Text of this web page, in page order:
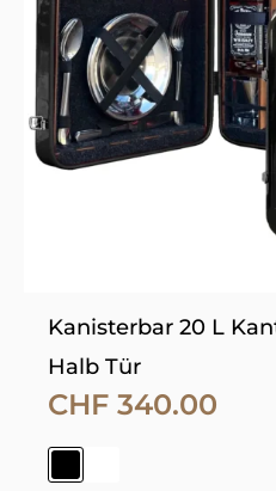
Kanisterbar 20 L
Halb Tür
CHF 340.00
auf.
Die
auf
der